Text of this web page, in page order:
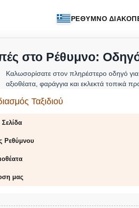
ΡΕΘΥΜΝΟ
στο Ρέθυμνο:
Καλωσορίσατε στον πληρέστερο οδηγό
αξιοθέατα, φαράγγια και εκλεκτά τοπικά
Ταξιδιού
Ρεθύμνου
μας